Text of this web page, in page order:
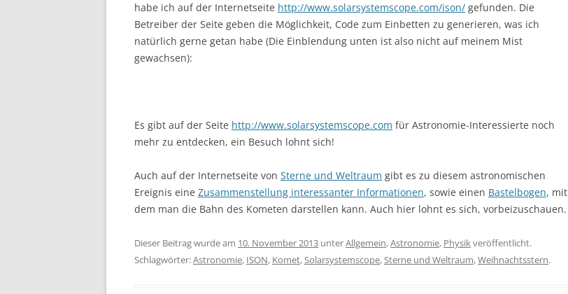
habe ich auf der Internetseite http://www.solarsystemscope.com/ison/ gefunden. Die
Betreiber der Seite geben die Möglichkeit, Code zum Einbetten zu generieren, was ich
natürlich gerne getan habe (Die Einblendung unten ist also nicht auf meinem Mist
gewachsen):
Es gibt auf der Seite http://www.solarsystemscope.com für Astronomie-Interessierte noch
mehr zu entdecken, ein Besuch lohnt sich!
Auch auf der Internetseite von Sterne und Weltraum gibt es zu diesem astronomischen
Ereignis eine Zusammenstellung interessanter Informationen, sowie einen Bastelbogen, mit
dem man die Bahn des Kometen darstellen kann. Auch hier lohnt es sich, vorbeizuschauen.
Dieser Beitrag wurde am 10. November 2013 unterAllgemein,Astronomie, Physikveröffentlicht.
Schlagwörter:Astronomie, ISON, Komet,Solarsystemscope,Sterne und Weltraum,Weihnachtsstern.